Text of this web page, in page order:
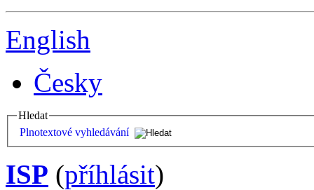
English
Česky
Hledat
Plnotextové vyhledávání
ISP (příhlásit)